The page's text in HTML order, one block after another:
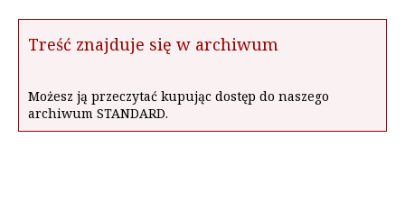
Treść znajduje się w archiwum
Możesz ją przeczytać kupując dostęp do naszego
archiwum STANDARD.